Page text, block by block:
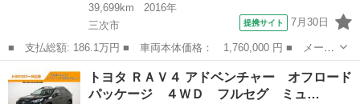
39,699km
2016年
三次市
提携サイト 7月30日
■ 支払総額: 186.1万円 ■ 車両本体価格： 1,760,000 円 ■ メーカ
ー名： トヨタ ■ 車種名： プリウス ■ グレード名： Ｓセーフ
ティプラス ４ＷＤ フルセグ メモリーナビ ＤＶＤ再生 ミュー
ジックプ...
三次市 プリウス
トヨタ ＲＡＶ４ アドベンチャー オフロード
パッケージ ４ＷＤ フルセグ ミュ…